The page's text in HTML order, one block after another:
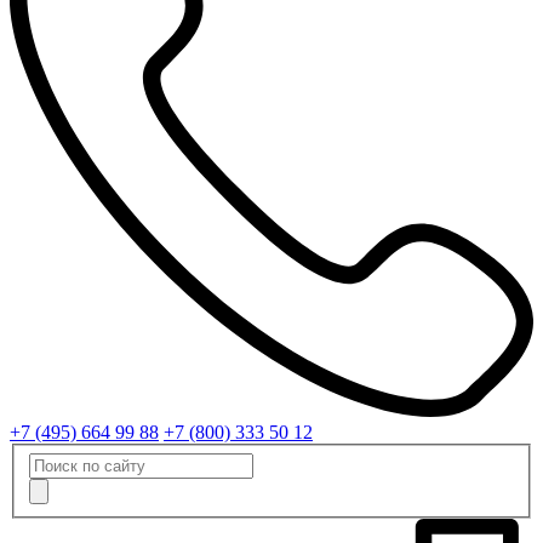
+7 (495) 664 99 88 +7 (800) 333 50 12